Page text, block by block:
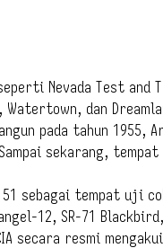
Nevada Test and
dan
pada tahun 1955,
sekarang,
sebagai tempat uji
12, SR-71
secara resmi